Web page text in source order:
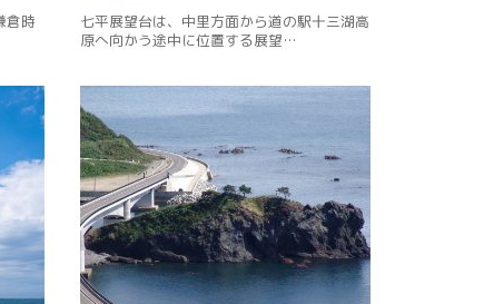
倉時
七平展望台は、中里方面から道の駅十三湖高
原へ向かう途中に位置する展望…